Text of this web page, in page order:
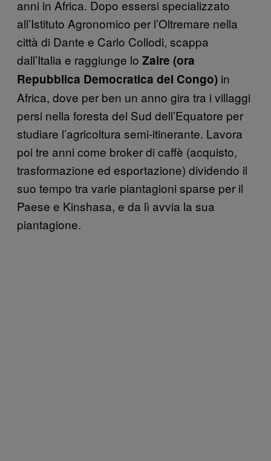
anni in Africa. Dopo essersi specializzato
all’Istituto Agronomico per l’Oltremare nella
città di Dante e Carlo Collodi, scappa
dall’Italia e raggiunge lo Zaire (ora
Repubblica Democratica del Congo) in
Africa, dove per ben un anno gira tra i villaggi
persi nella foresta del Sud dell’Equatore per
studiare l’agricoltura semi-itinerante. Lavora
poi tre anni come broker di caffè (acquisto,
trasformazione ed esportazione) dividendo il
suo tempo tra varie piantagioni sparse per il
Paese e Kinshasa, e da lì avvia la sua
piantagione.